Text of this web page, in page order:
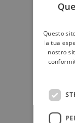
storiche,
Questo
la tua
nostro